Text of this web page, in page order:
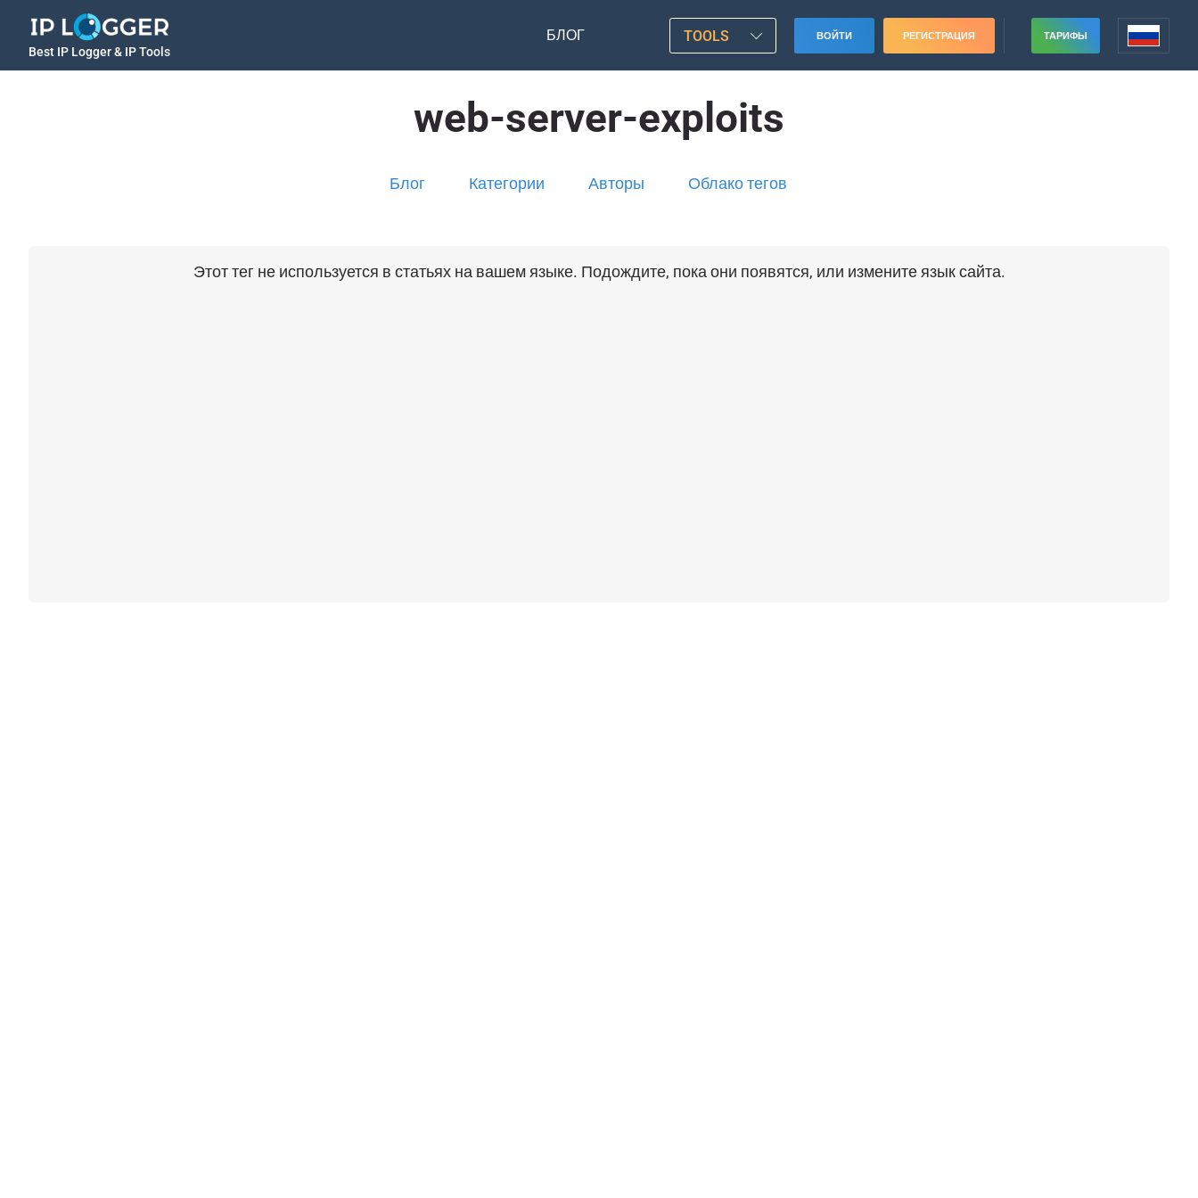
Best IP Logger & IP Tools
БЛОГ TOOLS ВОЙТИ РЕГИСТРАЦИЯ ТАРИФЫ
web-server-exploits
Блог Категории Авторы Облако тегов